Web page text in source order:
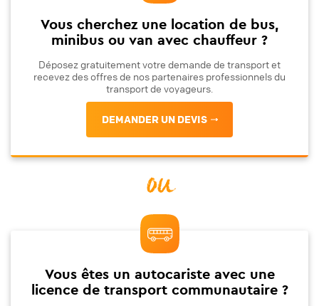
Vous cherchez une location de bus,
minibus ou van avec chauffeur ?
Déposez gratuitement votre demande de transport et
recevez des offres de nos partenaires professionnels du
transport de voyageurs.
DEMANDER UN DEVIS
ou
Vous êtes un autocariste avec une
licence de transport communautaire ?